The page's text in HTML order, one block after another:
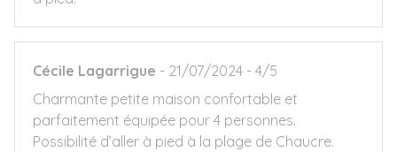
Cécile Lagarrigue 21/07/2024
4/5
Charmante petite maison confortable et
parfaitement équipée pour 4 personnes.
Possibilité d’aller à pied à la plage de Chaucre.